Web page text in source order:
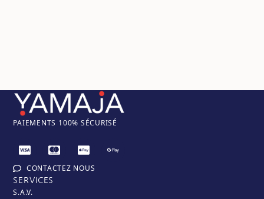
PAIEMENTS 100% SÉCURISÉ
CONTACTEZ NOUS
SERVICES
S.A.V.